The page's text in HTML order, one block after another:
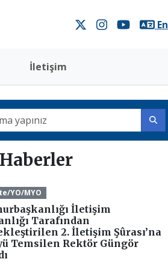
En
İletişim
YO/MYO
İletişim
Tarafından
2. İletişim Şûrası’na
Temsilen Rektör Güngör